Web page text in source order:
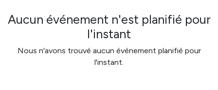
Aucun événement n'est planifié pour
l'instant
Nous n'avons trouvé aucun événement planifié pour
l'instant.